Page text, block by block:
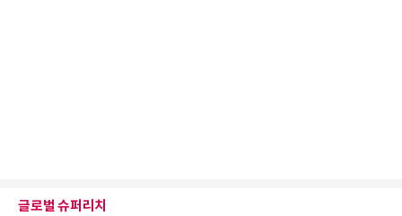
글로벌 슈퍼리치